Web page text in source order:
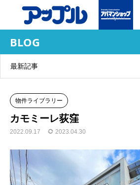
BLOG
最新記事
物件ライブラリー
カモミーレ荻窪
2022.09.17 2023.04.30